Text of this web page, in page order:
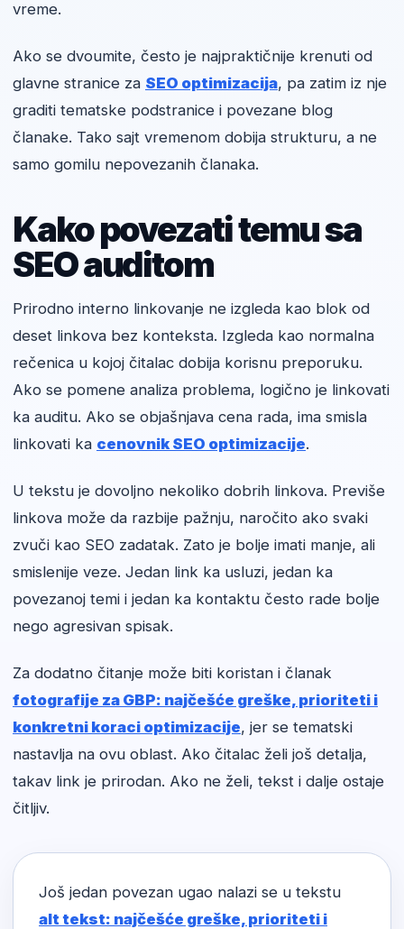
vreme.
Ako se dvoumite, često je najpraktičnije krenuti od
glavne stranice za SEO optimizacija, pa zatim iz nje
graditi tematske podstranice i povezane blog
članake. Tako sajt vremenom dobija strukturu, a ne
samo gomilu nepovezanih članaka.
Kako povezati temu sa
SEO auditom
Prirodno interno linkovanje ne izgleda kao blok od
deset linkova bez konteksta. Izgleda kao normalna
rečenica u kojoj čitalac dobija korisnu preporuku.
Ako se pomene analiza problema, logično je linkovati
ka auditu. Ako se objašnjava cena rada, ima smisla
linkovati ka cenovnik SEO optimizacije.
U tekstu je dovoljno nekoliko dobrih linkova. Previše
linkova može da razbije pažnju, naročito ako svaki
zvuči kao SEO zadatak. Zato je bolje imati manje, ali
smislenije veze. Jedan link ka usluzi, jedan ka
povezanoj temi i jedan ka kontaktu često rade bolje
nego agresivan spisak.
Za dodatno čitanje može biti koristan i članak
fotografije za GBP: najčešće greške, prioriteti i
konkretni koraci optimizacije, jer se tematski
nastavlja na ovu oblast. Ako čitalac želi još detalja,
takav link je prirodan. Ako ne želi, tekst i dalje ostaje
čitljiv.
Još jedan povezan ugao nalazi se u tekstu
alt tekst: najčešće greške, prioriteti i